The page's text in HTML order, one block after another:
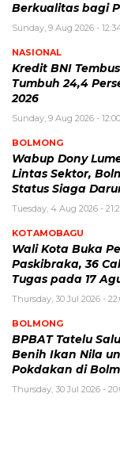
Berkualitas bagi
Sunday, 9 Aug 2026 -
NASIONAL
Kredit BNI
Tumbuh 24,4
2026
Sunday, 9 Aug 2026 -
BOLMONG
Wabup Dony
Lintas Sektor,
Status Siaga
Tuesday, 4 Aug 2026 -
KOTAMOBAGU
Wali Kota Buka
Paskibraka, 36
Tugas pada 17
Thursday, 30 Jul 2026 -
BOLMONG
BPBAT Tatelu
Benih Ikan Nila
Pokdakan di
Thursday, 30 Jul 2026 -